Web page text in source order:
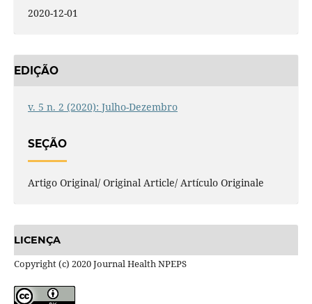
2020-12-01
EDIÇÃO
v. 5 n. 2 (2020): Julho-Dezembro
SEÇÃO
Artigo Original/ Original Article/ Artículo Originale
LICENÇA
Copyright (c) 2020 Journal Health NPEPS